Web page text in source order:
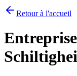
Retour à l'accueil